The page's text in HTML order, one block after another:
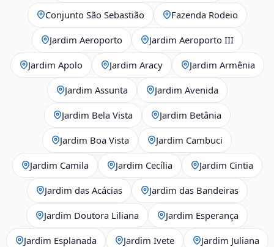
Conjunto São Sebastião Fazenda Rodeio
Jardim Aeroporto Jardim Aeroporto III
Jardim Apolo Jardim Aracy Jardim Armênia
Jardim Assunta Jardim Avenida
Jardim Bela Vista Jardim Betânia
Jardim Boa Vista Jardim Cambuci
Jardim Camila Jardim Cecília Jardim Cintia
Jardim das Acácias Jardim das Bandeiras
Jardim Doutora Liliana Jardim Esperança
Jardim Esplanada Jardim Ivete Jardim Juliana